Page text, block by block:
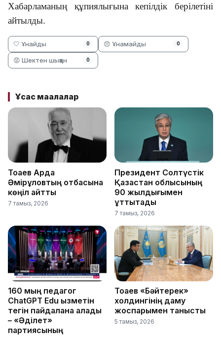
Хабарламаның құпиялығына кепілдік берілетіні
айтылды.
🤍 Ұнайды 0 😞 Ұнамайды 0
😡 Шектен шыққан 0
Ұқсас мақалалар
Тоқаев Ардақ
Әмірқұловтың отбасына
көңіл айтты
7 тамыз, 2026
Президент Солтүстік
Қазақстан облысының
90 жылдығымен
құттықтады
7 тамыз, 2026
160 мың педагог
ChatGPT Edu қызметін
тегін пайдалана алады
– «Әділет»
партиясының
Тоқаев «Бәйтерек»
холдингінің даму
жоспарымен танысты
5 тамыз, 2026